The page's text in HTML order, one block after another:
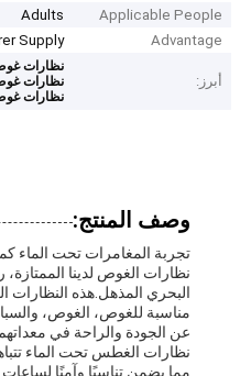
Applicable People
Adults
Advantage
Supply
أبرز:
نظارات
نظارات
نظارات
وصف المنتج:
تجربة المغامرات تحت الماء
نظارات الغوص لدينا
البحري المذهل.هذه النظارات
مناسبة للغوص، الغوص،
عن الجودة والراحة في معداتهم.
مما يضمن تناسبًا وآمنًا